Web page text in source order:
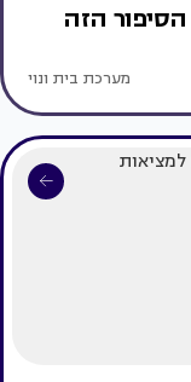
הזה
מערכת בית ונוי